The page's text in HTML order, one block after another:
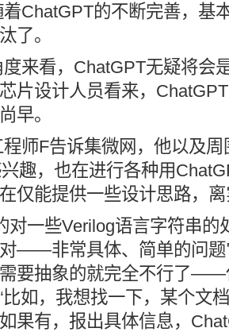
ChatGPT的不断完善，基
了。
来看，ChatGPT无疑将会
片设计人员看来，
早。
师F告诉集微网，他以及
趣，也在进行各种用
仅能提供一些设计思路，
对一些Verilog语言字符串的
——非常具体、简单的问题
要抽象的就完全不行了——
比如，我想找一下，某个文
果有，报出具体信息，